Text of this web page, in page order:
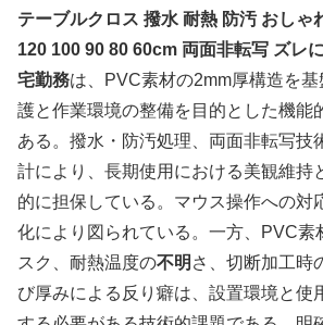
テーブルクロス 撥水 耐熱 防汚 おしゃ
120 100 90 80 60cm 両面非転写 ズレ
宅勤務は、PVC素材の2mm厚構造を
護と作業環境の整備を目的とした機能
ある。撥水・防汚処理、両面非転写技
計により、長期使用における美観維持
的に担保している。マウス操作への対
化により図られている。一方、PVC素
スク、耐熱温度の不明 さ、切断加工時
び厚みによる反り癖は、設置環境と使